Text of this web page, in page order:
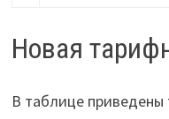
Новая
В таблице приведены